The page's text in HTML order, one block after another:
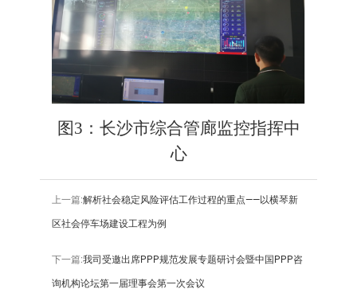
图3：长沙市综合管廊监控指挥中
心
上一篇:解析社会稳定风险评估工作过程的重点——以横琴新
区社会停车场建设工程为例
下一篇:我司受邀出席PPP规范发展专题研讨会暨中国PPP咨
询机构论坛第一届理事会第一次会议